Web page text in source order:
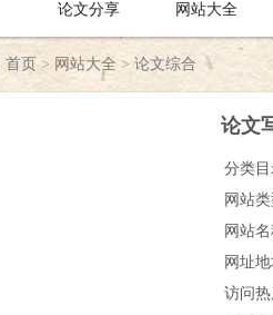
论文分享 网站大全
首页 > 网站大全 > 论文综合
论文
分类
网站
网站
网址
访问